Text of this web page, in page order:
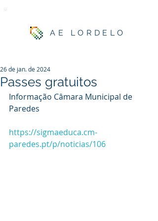
AE LORDELO
Passes gratuitos
26 de jan. de 2024
Informação Câmara Municipal de
Paredes
https://sigmaeduca.cm-
paredes.pt/p/noticias/106